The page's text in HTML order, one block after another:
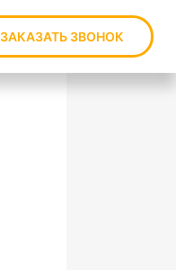
ЗАКАЗАТЬ ЗВОНОК